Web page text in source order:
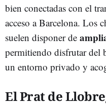
bien conectadas con el
acceso a Barcelona. Los
suelen disponer de
permitiendo disfrutar del
un entorno privado y
El Prat de